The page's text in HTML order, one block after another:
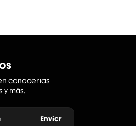
conocer las
y más.
Enviar